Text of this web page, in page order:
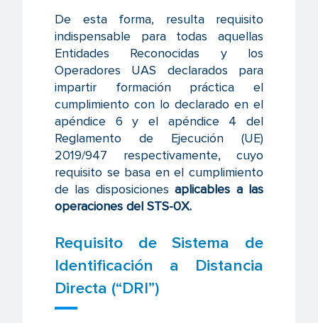
De esta forma, resulta requisito
indispensable para todas aquellas
Entidades Reconocidas y los
Operadores UAS declarados para
impartir formación práctica el
cumplimiento con lo declarado en el
apéndice 6 y el apéndice 4 del
Reglamento de Ejecución (UE)
2019/947 respectivamente, cuyo
requisito se basa en el cumplimiento
de las disposiciones aplicables a las
operaciones del STS-0X.
Requisito de Sistema de
Identificación a Distancia
Directa (“DRI”)